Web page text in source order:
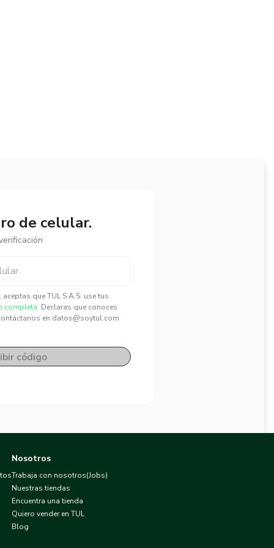
de celular.
que TUL S.A.S. use tus
completa. Declaras que conoces
en datos@soytul.com
código
Nosotros
Trabaja con nosotros(Jobs)
Nuestras tiendas
Encuentra una tienda
Quiero vender en TUL
Blog